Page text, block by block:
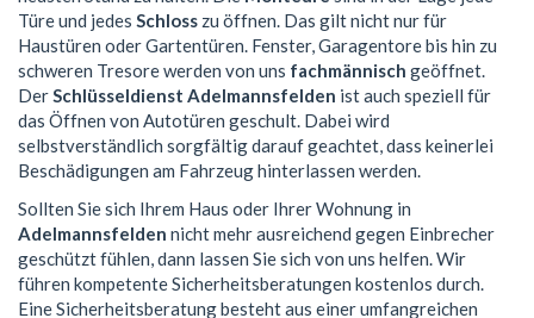
Türe und jedes Schloss zu öffnen. Das gilt nicht nur für
Haustüren oder Gartentüren. Fenster, Garagentore bis hin zu
schweren Tresore werden von uns fachmännisch geöffnet.
DerSchlüsseldienst Adelmannsfelden ist auch speziell für
das Öffnen von Autotüren geschult. Dabei wird
selbstverständlich sorgfältig darauf geachtet, dass keinerlei
Beschädigungen am Fahrzeug hinterlassen werden.
Sollten Sie sich Ihrem Haus oder Ihrer Wohnung in
Adelmannsfelden nicht mehr ausreichend gegen Einbrecher
geschützt fühlen, dann lassen Sie sich von uns helfen. Wir
führen kompetente Sicherheitsberatungen kostenlos durch.
Eine Sicherheitsberatung besteht aus einer umfangreichen